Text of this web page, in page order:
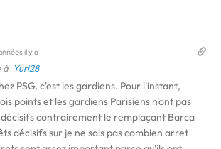
il y a
à Yuri28
PSG, c'est les gardiens. Pour l'instant,
points et les gardiens Parisiens n'ont pas
contrairement le remplaçant Barca
décisifs sur je ne sais pas combien arret